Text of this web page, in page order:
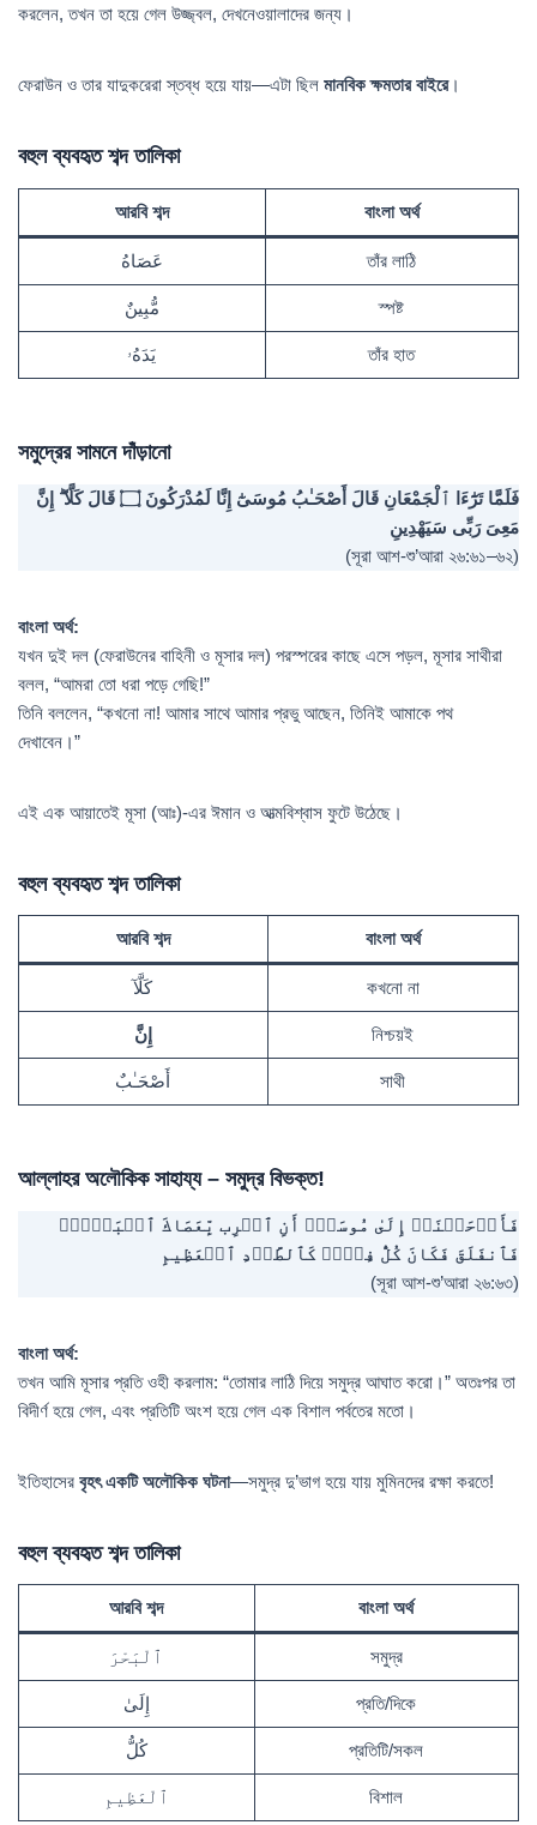
করলেন, তখন তা হয়ে গেল উজ্জ্বল, দেখনেওয়ালাদের জন্য।
ফেরাউন ও তার যাদুকরেরা স্তব্ধ হয়ে যায়—এটা ছিল মানবিক ক্ষমতার বাইরে।
বহুল ব্যবহৃত শব্দ তালিকা
আরবি শব্দ বাংলা অর্থ
عَصَاهُ তাঁর লাঠি
مُّبِينٌ স্পষ্ট
يَدَهُۥ তাঁর হাত
সমুদ্রের সামনে দাঁড়ানো
فَلَمَّا تَرَٰٓءَا ٱلْجَمْعَانِ قَالَ أَصْحَـٰبُ مُوسَىٰٓ إِنَّا لَمُدْرَكُونَ ۝ قَالَ كَلَّآ ۖ إِنَّ
مَعِىَ رَبِّى سَيَهْدِينِ
(সূরা আশ-শু’আরা ২৬:৬১–৬২)
বাংলা অর্থ:
যখন দুই দল (ফেরাউনের বাহিনী ও মূসার দল) পরস্পরের কাছে এসে পড়ল, মূসার সাথীরা
বলল, “আমরা তো ধরা পড়ে গেছি!”
তিনি বললেন, “কখনো না! আমার সাথে আমার প্রভু আছেন, তিনিই আমাকে পথ
দেখাবেন।”
এই এক আয়াতেই মূসা (আঃ)-এর ঈমান ও আত্মবিশ্বাস ফুটে উঠেছে।
বহুল ব্যবহৃত শব্দ তালিকা
আরবি শব্দ বাংলা অর্থ
كَلَّآ কখনো না
إِنَّ নিশ্চয়ই
أَصْحَـٰبٌ সাথী
আল্লাহর অলৌকিক সাহায্য – সমুদ্র বিভক্ত!
فَأَوۡحَیۡنَاۤ إِلَىٰ مُوسَىٰۤ أَنِ ٱضۡرِب بِّعَصَاكَ ٱلۡبَحۡرَۖ
فَٱنفَلَقَ فَكَانَ كُلُّ فِرۡقࣲ كَٱلطَّوۡدِ ٱلۡعَظِیمِ
(সূরা আশ-শু’আরা ২৬:৬৩)
বাংলা অর্থ:
তখন আমি মূসার প্রতি ওহী করলাম: “তোমার লাঠি দিয়ে সমুদ্র আঘাত করো।” অতঃপর তা
বিদীর্ণ হয়ে গেল, এবং প্রতিটি অংশ হয়ে গেল এক বিশাল পর্বতের মতো।
ইতিহাসের বৃহৎ একটি অলৌকিক ঘটনা—সমুদ্র দু’ভাগ হয়ে যায় মুমিনদের রক্ষা করতে!
বহুল ব্যবহৃত শব্দ তালিকা
আরবি শব্দ বাংলা অর্থ
ٱلْبَحْرَ সমুদ্র
إِلَىٰ প্রতি/দিকে
كُلُّ প্রতিটি/সকল
ٱلْعَظِيمِ বিশাল